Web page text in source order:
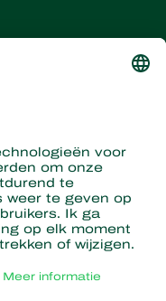
nieuws en